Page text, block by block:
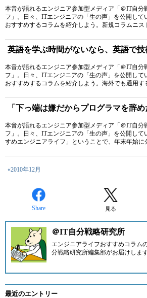
本音が語れるエンジニア参加型メディア「＠IT自分
フ」。日々、ITエンジニアの「生の声」を公開して
おすすめするコラムを紹介しよう。新規コラムニス
英語を学ぶ時間がないなら、英語で
本音が語れるエンジニア参加型メディア「＠IT自分
フ」。日々、ITエンジニアの「生の声」を公開して
おすすめするコラムを紹介しよう。海外でも通用す
「下っ端は嫌だからプログラマを辞
本音が語れるエンジニア参加型メディア「＠IT自分
フ」。日々、ITエンジニアの「生の声」を公開して
すめエンジニアライフ」ということで、年末年始に
«2010年12月
Share 見る
＠IT自分戦略研究所
エンジニアライフおすすめコラム
分戦略研究所編集部がお届けします
最近のエントリー